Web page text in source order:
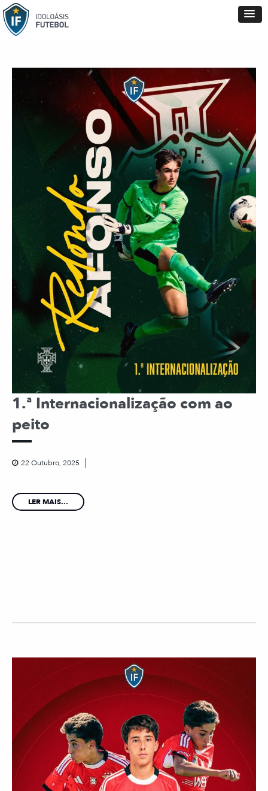
1.ª Internacionalização com ao
peito
22 Outubro, 2025
LER MAIS...